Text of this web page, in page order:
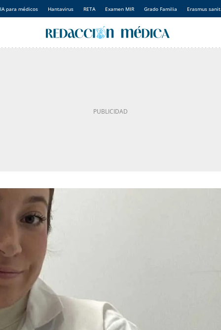
IA para médicos Hantavirus RETA Examen MIR Grado Familia Erasmus